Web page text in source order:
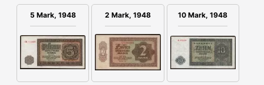
5 Mark, 1948 2 Mark, 1948 10 Mark, 1948